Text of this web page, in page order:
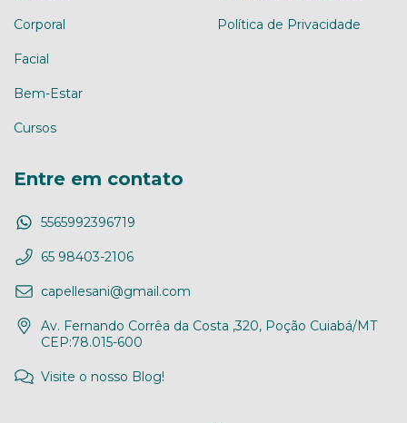
Corporal
Facial
Bem-Estar
Cursos
Política de Privacidade
Entre em contato
5565992396719
65 98403-2106
capellesani@gmail.com
Av. Fernando Corrêa da Costa ,320, Poção Cuiabá/MT
CEP:78.015-600
Visite o nosso Blog!